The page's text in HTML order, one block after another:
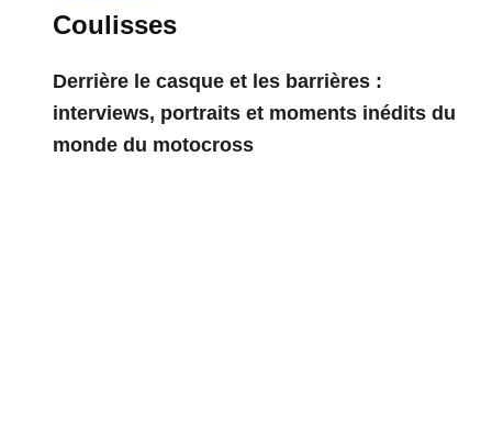
Coulisses
Derrière le casque et les barrières :
interviews, portraits et moments inédits du
monde du motocross